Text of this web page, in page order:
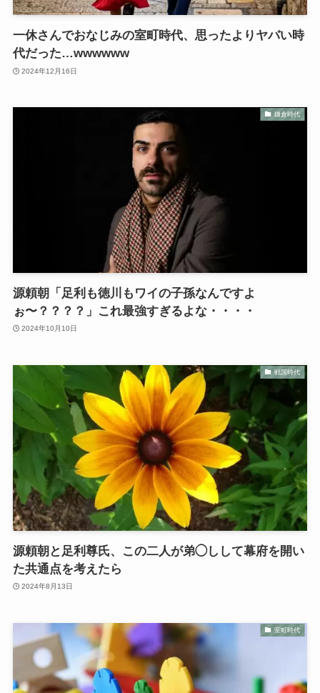
一休さんでおなじみの室町時代、思ったよりヤバい時
代だった…wwwwww
2024年12月16日
鎌倉時代
源頼朝「足利も徳川もワイの子孫なんですよ
ぉ〜？？？？」これ最強すぎるよな・・・・
2024年10月10日
戦国時代
源頼朝と足利尊氏、この二人が弟◯しして幕府を開い
た共通点を考えたら
2024年8月13日
室町時代